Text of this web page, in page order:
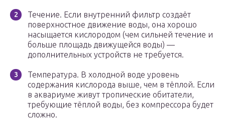
Течение. Если внутренний фильтр создаёт
поверхностное движение воды, она хорошо
насыщается кислородом (чем сильней течение и
больше площадь движущейся воды) —
дополнительных устройств не требуется.
Температура. В холодной воде уровень
содержания кислорода выше, чем в тёплой. Если
в аквариуме живут тропические обитатели,
требующие тёплой воды, без компрессора будет
сложно.